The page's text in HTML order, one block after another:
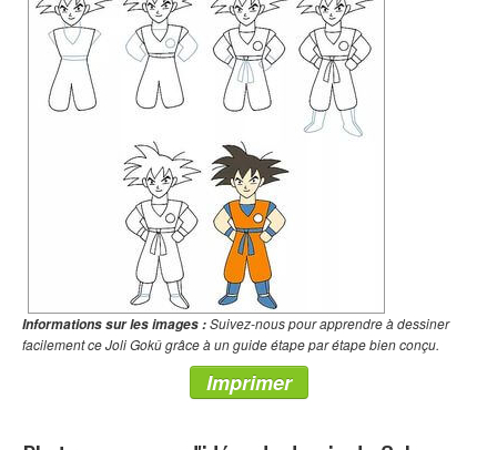
Informations sur les images :Suivez-nous pour apprendre à dessiner
facilement ce Joli Gokû grâce à un guide étape par étape bien conçu.
Imprimer